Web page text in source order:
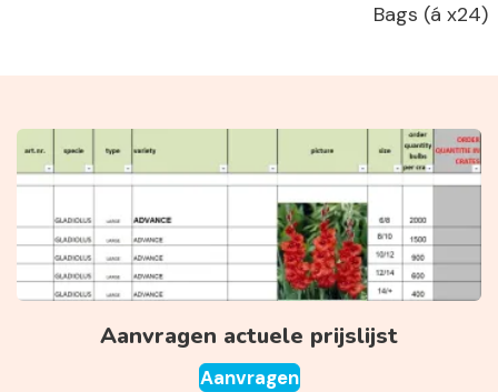
Bags (á x24)
Aanvragen actuele prijslijst
Aanvragen